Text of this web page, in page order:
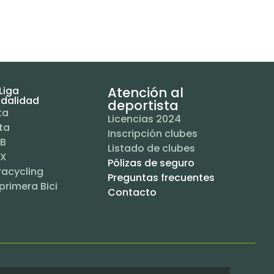
Bici
Atención al
deportista
Licencias 2024
Inscripción clubes
Listado de clubes
Pólizas de seguro
Preguntas frecuentes
Contacto